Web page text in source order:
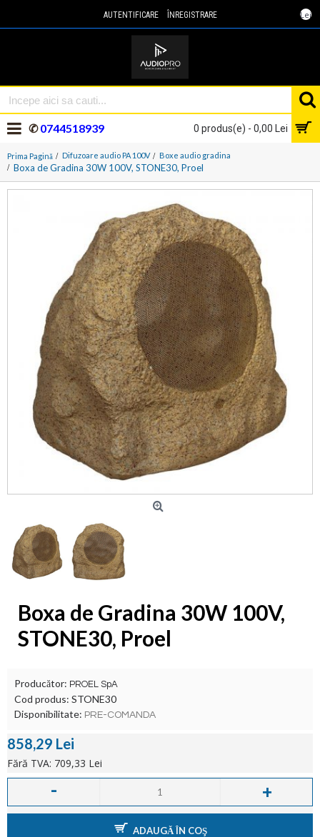
Lei
AUTENTIFICARE ÎNREGISTRARE
0 produs(e) - 0,00 Lei
✆0744518939
Prima Pagină Difuzoare audio PA 100V Boxe audio gradina
Boxa de Gradina 30W 100V, STONE30, Proel
Boxa de Gradina 30W 100V,
STONE30, Proel
Producător: PROEL SpA
Cod produs: STONE30
Disponibilitate: PRE-COMANDA
858,29 Lei
Fără TVA: 709,33 Lei
- +
ADAUGĂ ÎN COŞ